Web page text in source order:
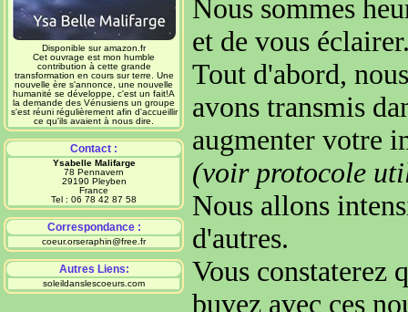
Disponible sur amazon.fr
Cet ouvrage est mon humble
contribution à cette grande
transformation en cours sur terre. Une
nouvelle ère s'annonce, une nouvelle
humanité se développe, c'est un fait!A
la demande des Vénusiens un groupe
s'est réuni régulièrement afin d'accueillir
ce qu'ils avaient à nous dire.
Contact :
Ysabelle Malifarge
78 Pennavern
29190 Pleyben
France
Tel : 06 78 42 87 58
Correspondance :
coeur.orseraphin@free.fr
Autres Liens:
soleildanslescoeurs.com
Nous sommes
et de vous éclairer
Tout d'abord,
avons transmis
augmenter votre
(voir protocole
Nous allons
d'autres.
Vous constaterez
buvez avec ces